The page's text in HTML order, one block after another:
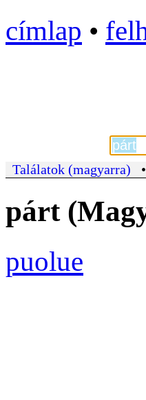
címlap •
Találatok (magyarra) •
párt
puolue